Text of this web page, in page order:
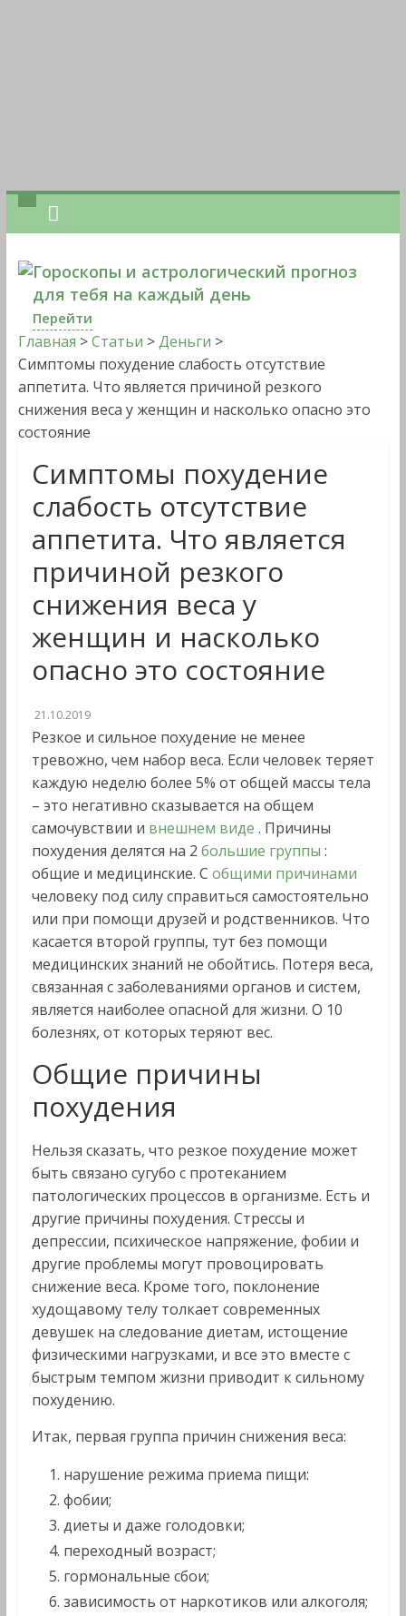
Гороскопы и астрологический прогноз
для тебя на каждый день
Перейти
Главная >Статьи >Деньги >
Симптомы похудение слабость отсутствие
аппетита. Что является причиной резкого
снижения веса у женщин и насколько опасно это
состояние
Симптомы похудение
слабость отсутствие
аппетита. Что является
причиной резкого
снижения веса у
женщин и насколько
опасно это состояние
21.10.2019
Резкое и сильное похудение не менее
тревожно, чем набор веса. Если человек теряет
каждую неделю более 5% от общей массы тела
– это негативно сказывается на общем
самочувствии и внешнем виде . Причины
похудения делятся на 2 большие группы :
общие и медицинские. С общими причинами
человеку под силу справиться самостоятельно
или при помощи друзей и родственников. Что
касается второй группы, тут без помощи
медицинских знаний не обойтись. Потеря веса,
связанная с заболеваниями органов и систем,
является наиболее опасной для жизни. О 10
болезнях, от которых теряют вес.
Общие причины
похудения
Нельзя сказать, что резкое похудение может
быть связано сугубо с протеканием
патологических процессов в организме. Есть и
другие причины похудения. Стрессы и
депрессии, психическое напряжение, фобии и
другие проблемы могут провоцировать
снижение веса. Кроме того, поклонение
худощавому телу толкает современных
девушек на следование диетам, истощение
физическими нагрузками, и все это вместе с
быстрым темпом жизни приводит к сильному
похудению.
Итак, первая группа причин снижения веса:
нарушение режима приема пищи:
фобии;
диеты и даже голодовки;
переходный возраст;
гормональные сбои;
зависимость от наркотиков или алкоголя;